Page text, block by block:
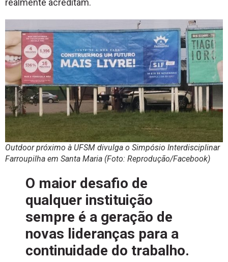
realmente acreditam.
Outdoor próximo à UFSM divulga o Simpósio Interdisciplinar
Farroupilha em Santa Maria (Foto: Reprodução/Facebook)
O maior desafio de
qualquer instituição
sempre é a geração de
novas lideranças para a
continuidade do trabalho.